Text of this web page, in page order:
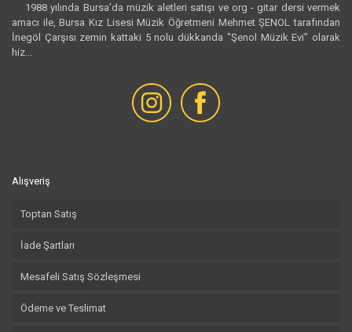
1988 yılında Bursa’da müzik aletleri satışı ve org - gitar dersi vermek
amacı ile, Bursa Kız Lisesi Müzik Öğretmeni Mehmet ŞENOL tarafından
İnegöl Çarşısı zemin kattaki 5 nolu dükkanda "Şenol Müzik Evi” olarak
hiz...
Alışveriş
Toptan Satış
İade Şartları
Mesafeli Satış Sözleşmesi
Ödeme ve Teslimat